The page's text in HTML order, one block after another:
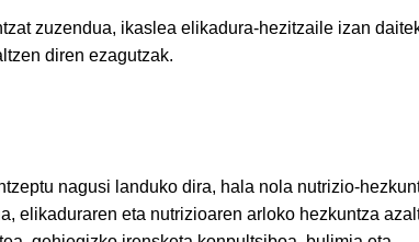
zuzendua, ikaslea elikadura-hezitzaile izan
diren ezagutzak.
nagusi landuko dira, hala nola nutrizio-
elikaduraren eta nutrizioaren arloko hezkuntza